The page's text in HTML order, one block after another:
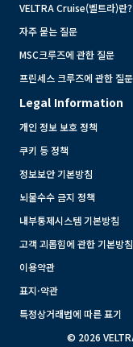
VELTRA Cruise(벨트라)란?
자주 묻는 질문
MSC크루즈에 관한 질문
프린세스 크루즈에 관한 질문
Legal Information
개인 정보 보호 정책
쿠키 등 정책
정보보안 기본방침
뇌물수수 금지 정책
내부통제시스템 기본방침
고객 괴롭힘에 관한 기본방침
이용약관
표지·약관
특정상거래법에 따른 표기
© 2026